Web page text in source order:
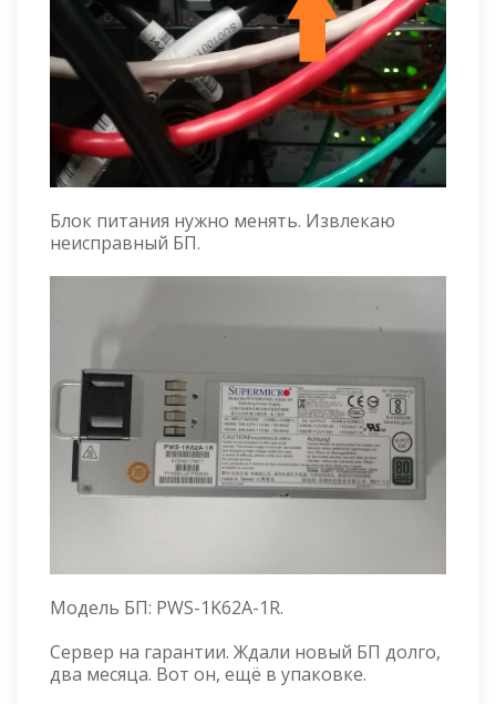
Блок питания нужно менять. Извлекаю
неисправный БП.
Модель БП: PWS-1K62A-1R.
Сервер на гарантии. Ждали новый БП долго,
два месяца. Вот он, ещё в упаковке.